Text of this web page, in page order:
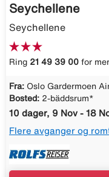
Seychellene
Seychellene
Ring 21 49 39 00 for
Fra: Oslo Gardermoen
Bosted: 2-bäddsrum*
10 dager, 9 Nov - 18
Flere avganger og